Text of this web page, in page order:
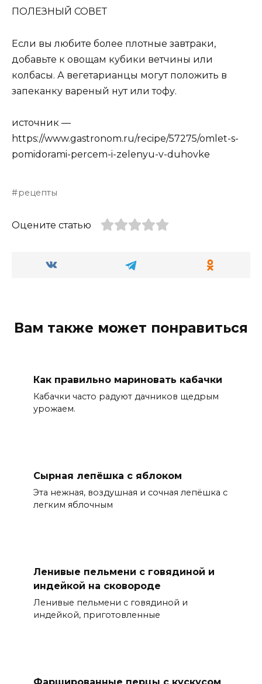
ПОЛЕЗНЫЙ СОВЕТ
Если вы любите более плотные завтраки,
добавьте к овощам кубики ветчины или
колбасы. А вегетарианцы могут положить в
запеканку вареный нут или тофу.
источник —
https://www.gastronom.ru/recipe/57275/omlet-s-
pomidorami-percem-i-zelenyu-v-duhovke
рецепты
Оцените статью
Вам также может понравиться
Как правильно мариновать кабачки
Кабачки часто радуют дачников щедрым
урожаем.
Сырная лепёшка с яблоком
Эта нежная, воздушная и сочная лепёшка с
легким яблочным
Ленивые пельмени с говядиной и
индейкой на сковороде
Ленивые пельмени с говядиной и
индейкой, приготовленные